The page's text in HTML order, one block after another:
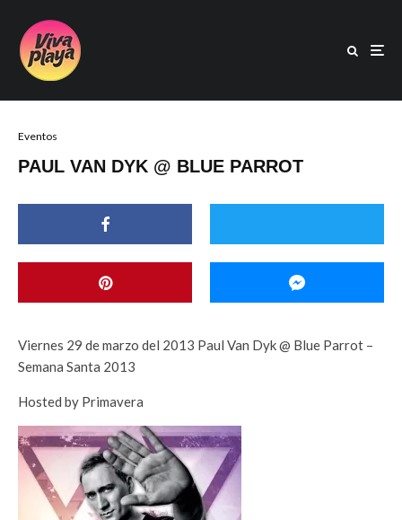
Eventos
PAUL VAN DYK @ BLUE PARROT
Viernes 29 de marzo del 2013 Paul Van Dyk @ Blue Parrot –
Semana Santa 2013
Hosted by Primavera